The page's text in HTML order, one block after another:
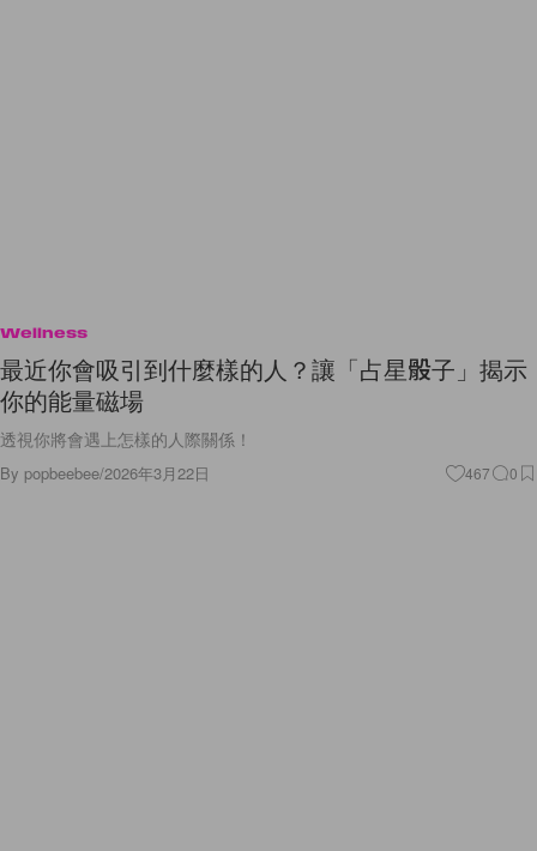
Wellness
最近你會吸引到什麼樣的人？讓「占星骰子」揭示
你的能量磁場
透視你將會遇上怎樣的人際關係！
By popbeebee/2026年3月22日 467 0